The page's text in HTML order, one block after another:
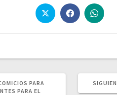
PARA
PARA EL